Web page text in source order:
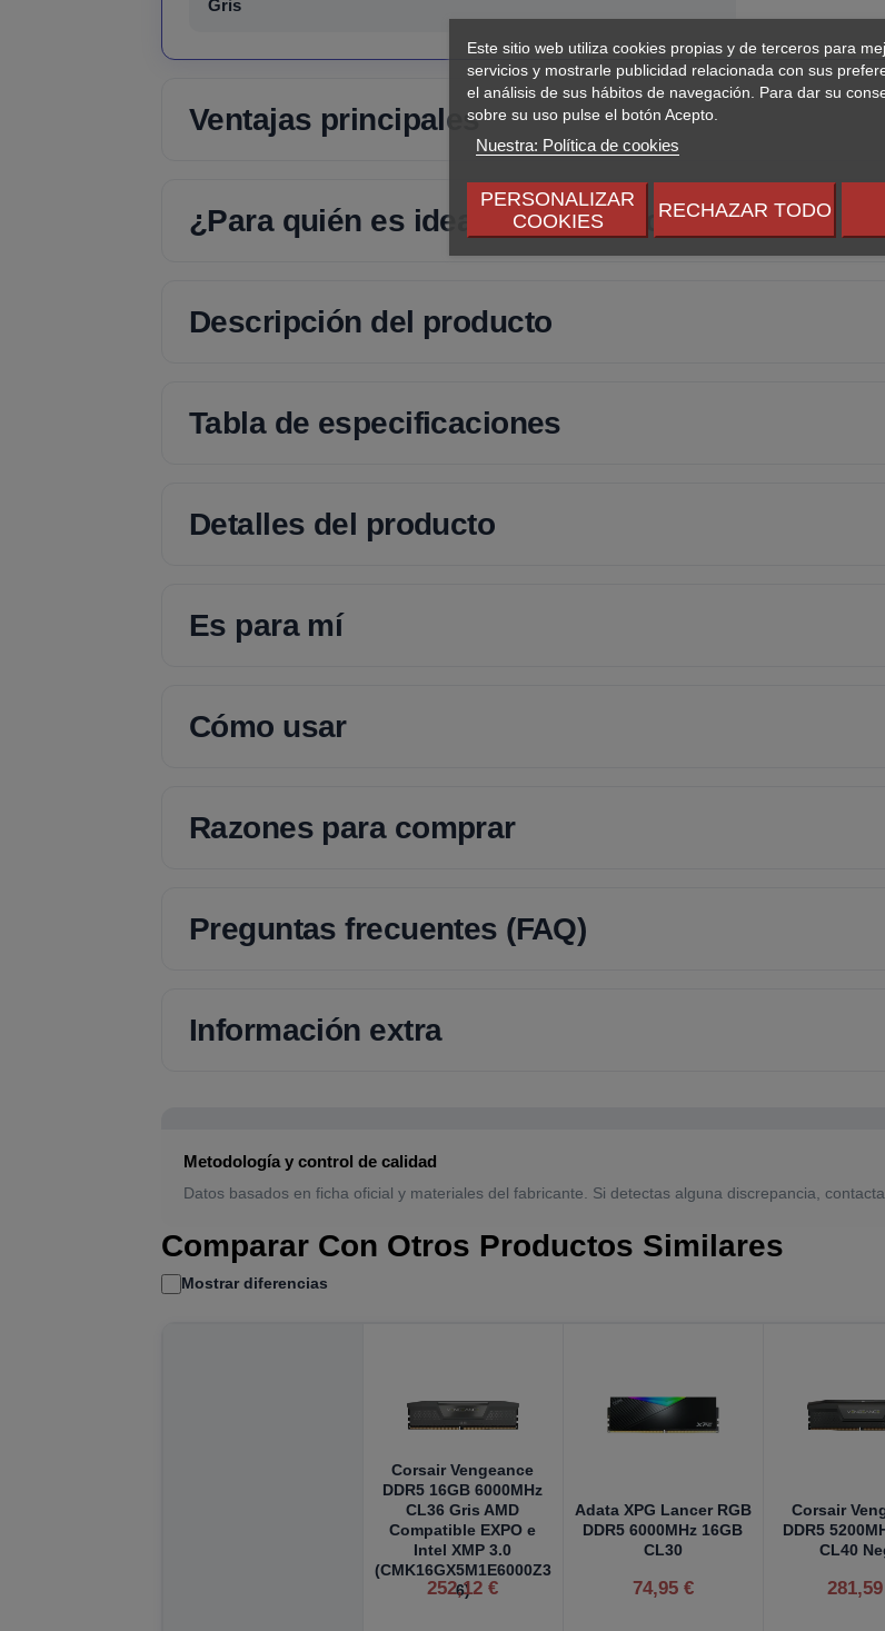
Este sitio web utiliza cookies propias y de terceros para
servicios y mostrarle publicidad relacionada con sus
el análisis de sus hábitos de navegación. Para dar su
sobre su uso pulse el botón Acepto.
Nuestra: Política de cookies
PERSONALIZAR
COOKIES
RECHAZAR TODO
Gris
Ventajas principales
¿Para quién es ideal este producto?
Descripción del producto
Tabla de especificaciones
Detalles del producto
Es para mí
Cómo usar
Razones para comprar
Preguntas frecuentes (FAQ)
Información extra
Metodología y control de calidad
Datos basados en ficha oficial y materiales del fabricante. Si detectas alguna discrepancia,
Comparar Con Otros Productos Similares
Mostrar diferencias
Corsair Vengeance
DDR5 16GB 6000MHz
CL36 Gris AMD
Compatible EXPO e
Intel XMP 3.0
(CMK16GX5M1E6000Z3
6)
252,12 €
Adata XPG Lancer RGB
DDR5 6000MHz 16GB
CL30
74,95 €
Corsair
DDR5
CL40